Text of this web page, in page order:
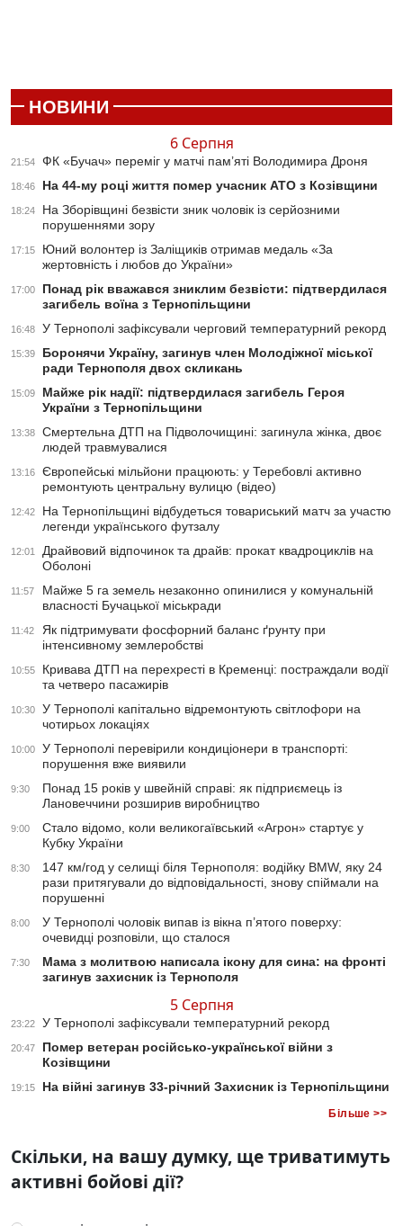
НОВИНИ
6 Серпня
21:54 ФК «Бучач» переміг у матчі пам’яті Володимира Дроня
18:46 На 44-му році життя помер учасник АТО з Козівщини
18:24
На Зборівщині безвісти зник чоловік із серйозними
порушеннями зору
17:15
Юний волонтер із Заліщиків отримав медаль «За
жертовність і любов до України»
17:00
Понад рік вважався зниклим безвісти: підтвердилася
загибель воїна з Тернопільщини
16:48 У Тернополі зафіксували черговий температурний рекорд
15:39
Боронячи Україну, загинув член Молодіжної міської
ради Тернополя двох скликань
15:09
Майже рік надії: підтвердилася загибель Героя
України з Тернопільщини
13:38
Смертельна ДТП на Підволочищині: загинула жінка, двоє
людей травмувалися
13:16
Європейські мільйони працюють: у Теребовлі активно
ремонтують центральну вулицю (відео)
12:42
На Тернопільщині відбудеться товариський матч за участю
легенди українського футзалу
12:01
Драйвовий відпочинок та драйв: прокат квадроциклів на
Оболоні
11:57
Майже 5 га земель незаконно опинилися у комунальній
власності Бучацької міськради
11:42
Як підтримувати фосфорний баланс ґрунту при
інтенсивному землеробстві
10:55
Кривава ДТП на перехресті в Кременці: постраждали водії
та четверо пасажирів
10:30
У Тернополі капітально відремонтують світлофори на
чотирьох локаціях
10:00
У Тернополі перевірили кондиціонери в транспорті:
порушення вже виявили
9:30
Понад 15 років у швейній справі: як підприємець із
Лановеччини розширив виробництво
9:00
Стало відомо, коли великогаївський «Агрон» стартує у
Кубку України
8:30
147 км/год у селищі біля Тернополя: водійку BMW, яку 24
рази притягували до відповідальності, знову спіймали на
порушенні
8:00
У Тернополі чоловік випав із вікна п’ятого поверху:
очевидці розповіли, що сталося
7:30
Мама з молитвою написала ікону для сина: на фронті
загинув захисник із Тернополя
5 Серпня
23:22 У Тернополі зафіксували температурний рекорд
20:47
Помер ветеран російсько-української війни з
Козівщини
19:15 На війні загинув 33-річний Захисник із Тернопільщини
Більше >>
Скільки, на вашу думку, ще триватимуть
активні бойові дії?